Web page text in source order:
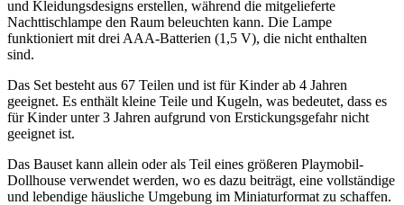
und Kleidungsdesigns erstellen, während die mitgelieferte
Nachttischlampe den Raum beleuchten kann. Die Lampe
funktioniert mit drei AAA-Batterien (1,5 V), die nicht enthalten
sind.
Das Set besteht aus 67 Teilen und ist für Kinder ab 4 Jahren
geeignet. Es enthält kleine Teile und Kugeln, was bedeutet, dass es
für Kinder unter 3 Jahren aufgrund von Erstickungsgefahr nicht
geeignet ist.
Das Bauset kann allein oder als Teil eines größeren Playmobil-
Dollhouse verwendet werden, wo es dazu beiträgt, eine vollständige
und lebendige häusliche Umgebung im Miniaturformat zu schaffen.